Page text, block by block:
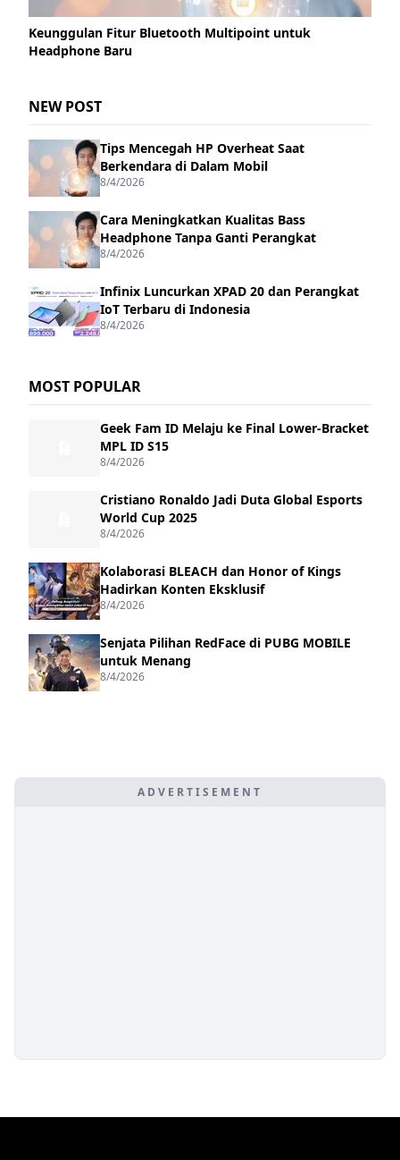
Keunggulan Fitur Bluetooth Multipoint untuk
Headphone Baru
NEW POST
Tips Mencegah HP Overheat Saat
Berkendara di Dalam Mobil
8/4/2026
Cara Meningkatkan Kualitas Bass
Headphone Tanpa Ganti Perangkat
8/4/2026
Infinix Luncurkan XPAD 20 dan Perangkat
IoT Terbaru di Indonesia
8/4/2026
MOST POPULAR
Geek Fam ID Melaju ke Final Lower-Bracket
MPL ID S15
8/4/2026
Cristiano Ronaldo Jadi Duta Global Esports
World Cup 2025
8/4/2026
Kolaborasi BLEACH dan Honor of Kings
Hadirkan Konten Eksklusif
8/4/2026
Senjata Pilihan RedFace di PUBG MOBILE
untuk Menang
8/4/2026
ADVERTISEMENT